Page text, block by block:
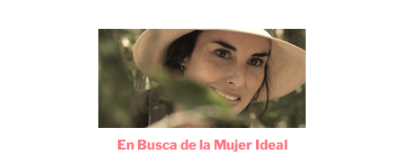
En Busca de la Mujer Ideal